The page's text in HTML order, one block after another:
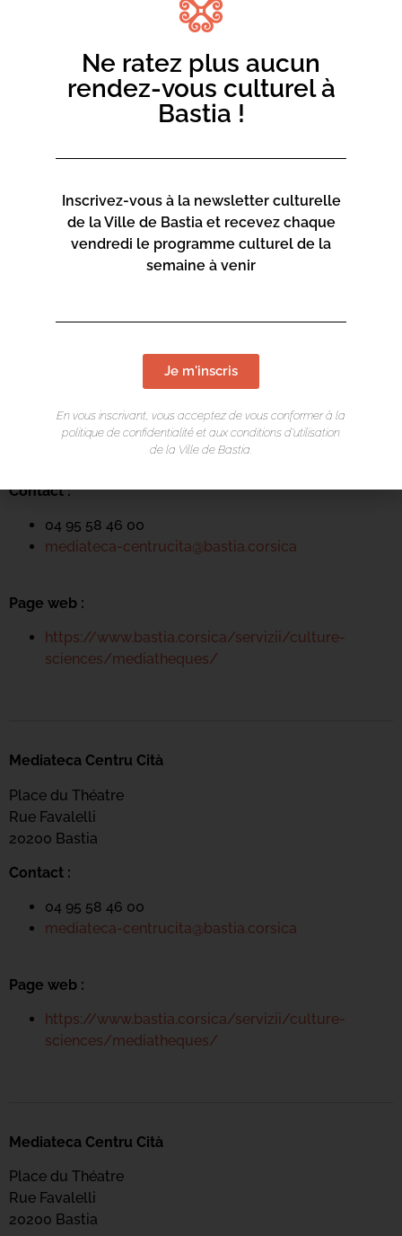
Rue Favalelli
20200 Bastia
Page web :
https://www.bastia.corsica/servizii/culture-
Place du Théatre
Rue Favalelli
Contact :
04 95 58 46 00
mediateca-centrucita@bastia.corsica
Page web :
https://www.bastia.corsica/servizii/culture-
sciences/mediatheques/
Mediateca Centru Cità
Place du Théatre
Rue Favalelli
20200 Bastia
Contact :
04 95 58 46 00
mediateca-centrucita@bastia.corsica
Page web :
https://www.bastia.corsica/servizii/culture-
sciences/mediatheques/
Mediateca Centru Cità
Place du Théatre
Rue Favalelli
20200 Bastia
Ne ratez plus aucun
rendez-vous culturel à
Bastia !
Inscrivez-vous à la newsletter culturelle
de la Ville de Bastia et recevez chaque
vendredi le programme culturel de la
semaine à venir
Je m'inscris
En vous inscrivant, vous acceptez de vous conformer à la
politique de confidentialité et aux conditions d’utilisation
de la Ville de Bastia.